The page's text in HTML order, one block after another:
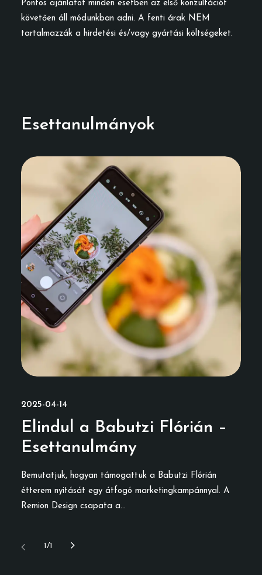
Pontos ajánlatot minden esetben az első konzultációt
követően áll módunkban adni. A fenti árak NEM
tartalmazzák a hirdetési és/vagy gyártási költségeket.
Esettanulmányok
2025-04-14
Elindul a Babutzi Flórián –
Esettanulmány
Bemutatjuk, hogyan támogattuk a Babutzi Flórián
étterem nyitását egy átfogó marketingkampánnyal. A
Remion Design csapata a…
1 1